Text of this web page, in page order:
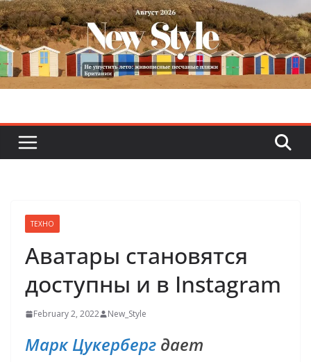
Skip
to
content
ТЕХНО
Аватары становятся
доступны и в Instagram
February 2, 2022 New_Style
Марк Цукерберг дает